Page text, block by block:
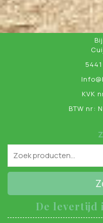
KVK
BTW nr:
De levertijd